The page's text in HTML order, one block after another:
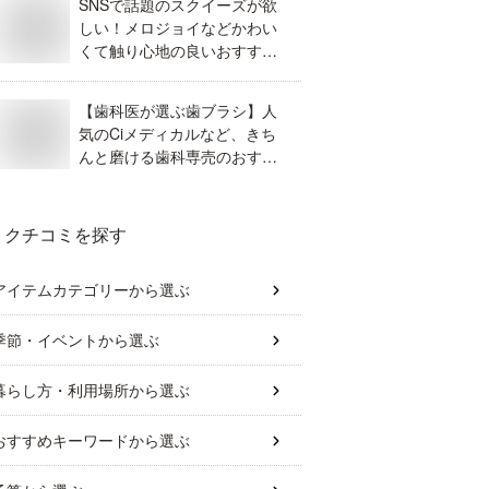
SNSで話題のスクイーズが欲
しい！メロジョイなどかわい
くて触り心地の良いおすすめ
【歯科医が選ぶ歯ブラシ】人
気のCiメディカルなど、きち
んと磨ける歯科専売のおすす
クチコミを探す
イテムカテゴリーから選ぶ
節・イベントから選ぶ
らし方・利用場所から選ぶ
すすめキーワードから選ぶ